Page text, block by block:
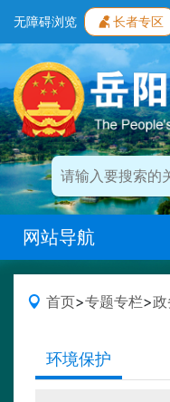
无障碍浏览 长者专区
网站导航
首页>专题专栏>
环境保护